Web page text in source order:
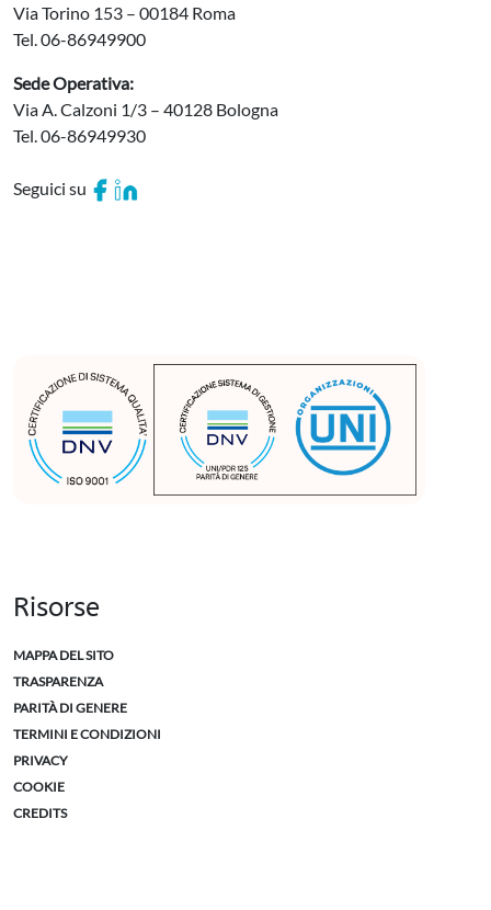
Via Torino 153 – 00184 Roma
Tel. 06-86949900
Sede Operativa:
Via A. Calzoni 1/3 – 40128 Bologna
Tel. 06-86949930
Seguici su
Risorse
MAPPA DEL SITO
TRASPARENZA
PARITÀ DI GENERE
TERMINI E CONDIZIONI
PRIVACY
COOKIE
CREDITS